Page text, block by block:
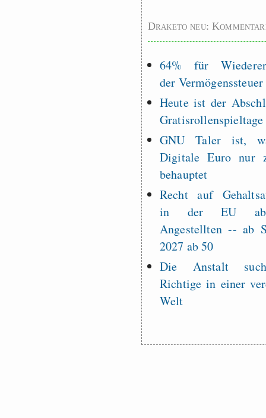
Draketo neu:
64% für
der Vermögenssteuer
Heute ist der
GNU Taler ist,
Digitale Euro nur
behauptet
Recht auf
in der EU
Angestellten -- ab
2027 ab 50
Die Anstalt
Richtige in einer
Welt